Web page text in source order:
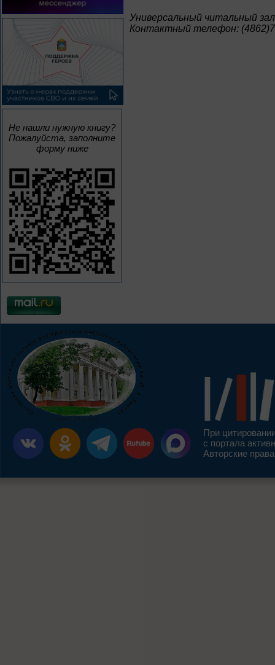
Не нашли нужную книгу?
Пожалуйста, заполните
форму ниже
Универсальный читальный зал
Контактный телефон:
При
с портала
Авторские